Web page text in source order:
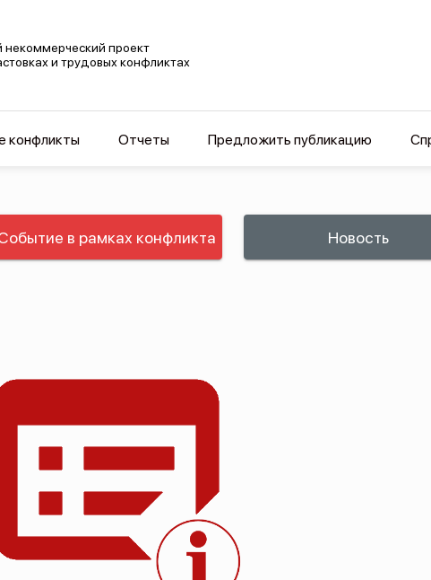
проект
и трудовых конфликтах
конфликты Отчеты Предложить публикацию
в рамках конфликта Новость